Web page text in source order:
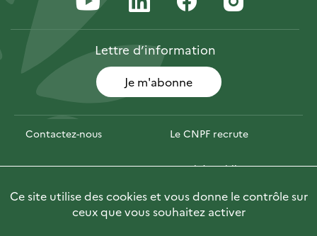
Lettred’information
Je m'abonne
Contactez-nous Le CNPF recrute
Espace presse Marchés publics
PhotoFor Briefly in English
Ce site utilise des cookies et vous donne le contrôle sur
ceux que vous souhaitez activer